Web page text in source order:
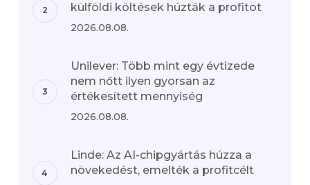
külföldi költések húzták a profitot
2026.08.08.
Unilever: Több mint egy évtizede
nem nőtt ilyen gyorsan az
értékesített mennyiség
2026.08.08.
Linde: Az AI-chipgyártás húzza a
növekedést, emelték a profitcélt